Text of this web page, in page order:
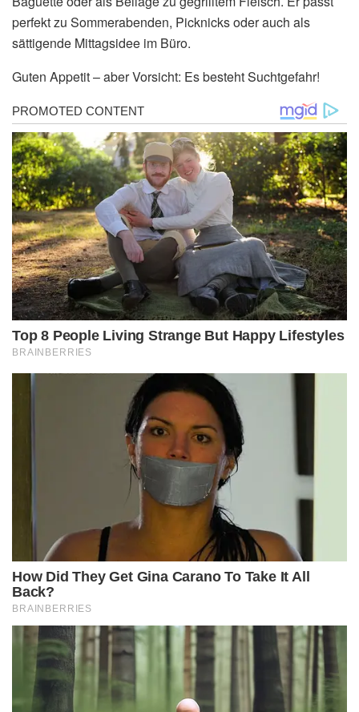
perfekt zu Sommerabenden, Picknicks oder auch als
sättigende Mittagsidee im Büro.
Guten Appetit – aber Vorsicht: Es besteht Suchtgefahr!